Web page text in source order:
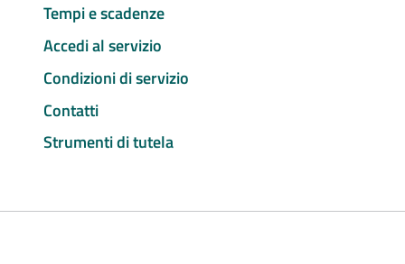
Tempi e scadenze
Accedi al servizio
Condizioni di servizio
Contatti
Strumenti di tutela